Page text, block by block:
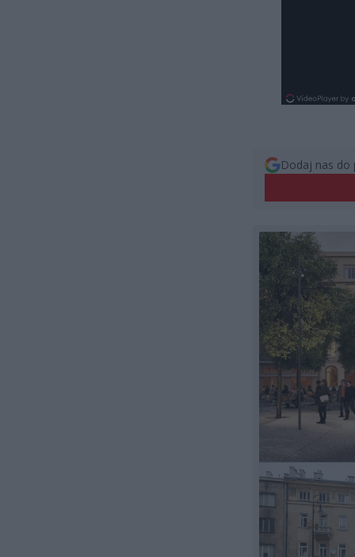
Dodaj nas do